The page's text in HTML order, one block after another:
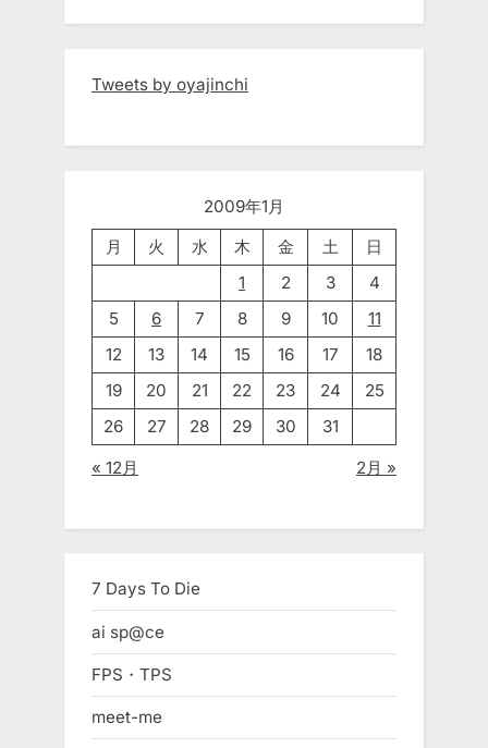
Tweets by oyajinchi
2009年1月
月
火 水 木 金 土
日
1
2 3
4
5
6 7 8 9 10
11
12
13 14 15 16 17
18
19
20 21 22 23 24
25
26
27 28 29 30
31
« 12月
2月 »
7 Days To Die
ai sp@ce
FPS・TPS
meet-me